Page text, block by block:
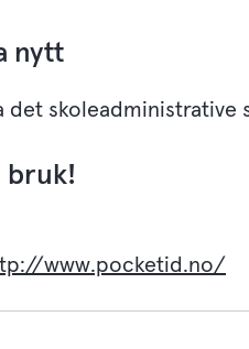
nytt
det
bruk!
www.pocketid.no/